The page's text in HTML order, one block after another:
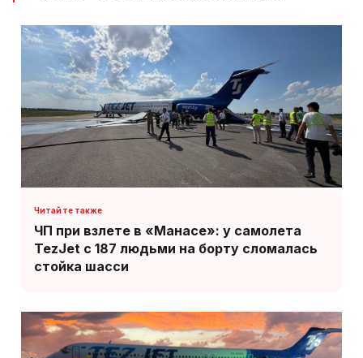
ЧП при взлете в «Манасе»: у самолета
TezJet с 187 людьми на борту сломалась
стойка шасси